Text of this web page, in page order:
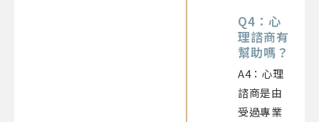
Q4：心
理諮商有
幫助嗎？
A4：心理
諮商是由
受過專業